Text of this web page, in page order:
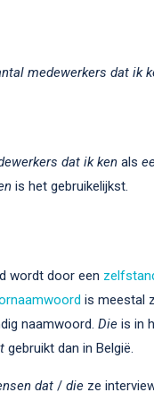
medewerkers dat ik
dat ik ken als
is het gebruikelijkst.
wordt door een
is meestal
naamwoord. Die is in
gebruikt dan in België.
dat / die ze